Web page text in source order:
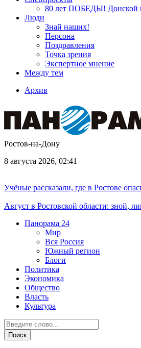
80 лет ПОБЕДЫ! Донской
Люди
Знай наших!
Персона
Поздравления
Точка зрения
Экспертное мнение
Между тем
Архив
Ростов-на-Дону
8 августа 2026, 02:41
Учёные рассказали, где в Ростове
Август в Ростовской области: зной,
Панорама 24
Мир
Вся Россия
Южный регион
Блоги
Политика
Экономика
Общество
Власть
Культура